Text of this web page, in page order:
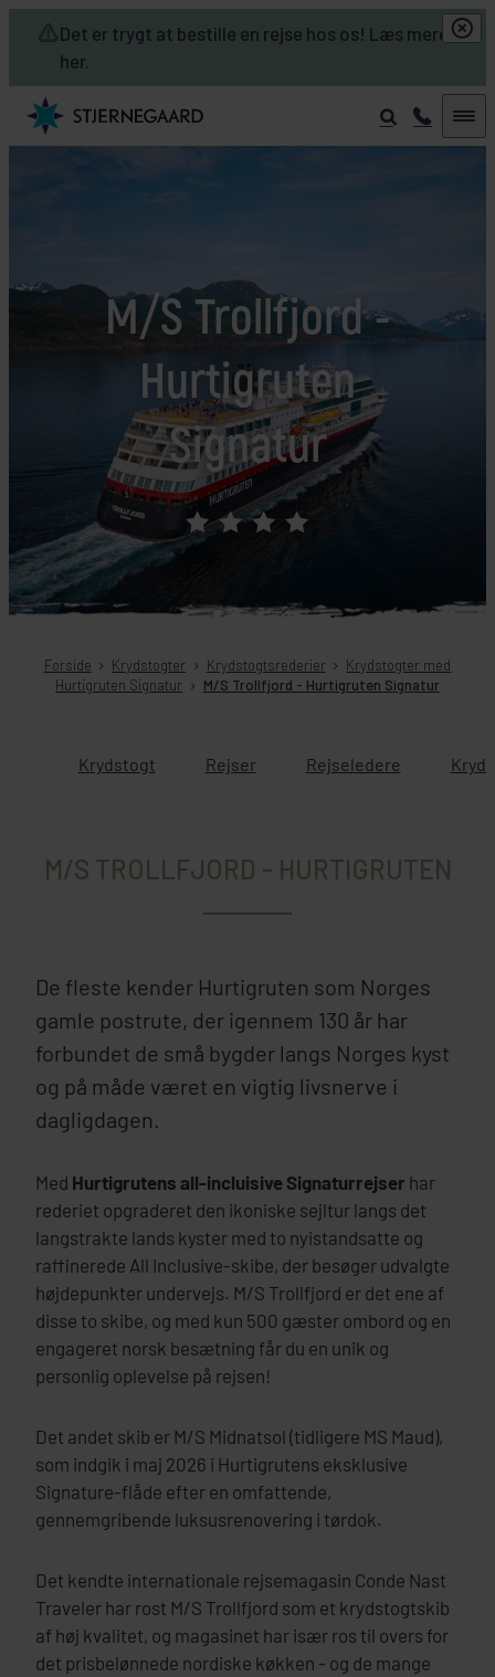
Det er trygt at bestille en rejse hos os! Læs mere
her.
Skip to main content
M/S Trollfjord -
Hurtigruten
Signatur
Forside Krydstogter Krydstogtsrederier
Krydstogter med
Hurtigruten Signatur
M/S Trollfjord - Hurtigruten Signatur
Krydstogt Rejser Rejseledere
M/S TROLLFJORD - HURTIGRUTEN
De fleste kender Hurtigruten som Norges
gamle postrute, der igennem 130 år har
forbundet de små bygder langs Norges kyst
og på måde været en vigtig livsnerve i
dagligdagen.
Med Hurtigrutens all-incluisive Signaturrejser har
rederiet opgraderet den ikoniske sejltur langs det
langstrakte lands kyster med to nyistandsatte og
raffinerede All Inclusive-skibe, der besøger udvalgte
højdepunkter undervejs. M/S Trollfjord er det ene af
disse to skibe, og med kun 500 gæster ombord og en
engageret norsk besætning får du en unik og
personlig oplevelse på rejsen!
Det andet skib er M/S Midnatsol (tidligere MS Maud),
som indgik i maj 2026 i Hurtigrutens eksklusive
Signature-flåde efter en omfattende,
gennemgribende luksusrenovering i tørdok.
Det kendte internationale rejsemagasin Conde Nast
Traveler har rost M/S Trollfjord som et krydstogtskib
af høj kvalitet, og magasinet har især ros til overs for
det prisbelønnede nordiske køkken - og de mange